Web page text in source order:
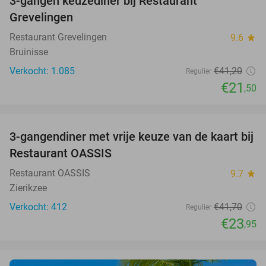
Grevelingen
Restaurant Grevelingen 9.6 star
Bruinisse
Verkocht: 1.085
Regulier €41,20
€21 ,50
43%
3-gangendiner met vrije keuze van de kaart bij
Restaurant OASSIS
Restaurant OASSIS 9.7 star
Zierikzee
Verkocht: 412
Regulier €41,70
€23,95